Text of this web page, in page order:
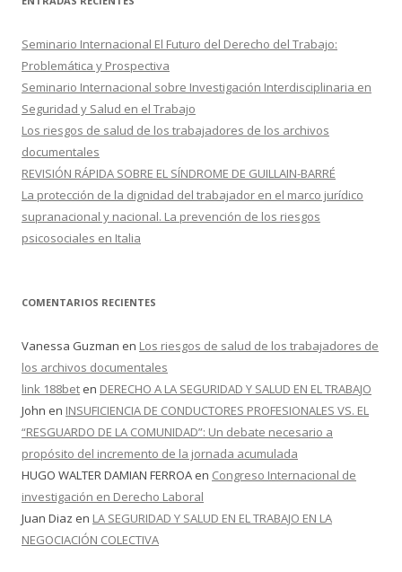
r
:
Seminario Internacional El Futuro del Derecho del Trabajo:
Problemática y Prospectiva
Seminario Internacional sobre Investigación Interdisciplinaria en
Seguridad y Salud en el Trabajo
Los riesgos de salud de los trabajadores de los archivos
documentales
REVISIÓN RÁPIDA SOBRE EL SÍNDROME DE GUILLAIN-BARRÉ
La protección de la dignidad del trabajador en el marco jurídico
supranacional y nacional. La prevención de los riesgos
psicosociales en Italia
COMENTARIOS RECIENTES
Vanessa Guzman en Los riesgos de salud de los trabajadores de
los archivos documentales
link 188bet en DERECHO A LA SEGURIDAD Y SALUD EN EL TRABAJO
John en INSUFICIENCIA DE CONDUCTORES PROFESIONALES VS. EL
“RESGUARDO DE LA COMUNIDAD”: Un debate necesario a
propósito del incremento de la jornada acumulada
HUGO WALTER DAMIAN FERROA en Congreso Internacional de
investigación en Derecho Laboral
Juan Diaz en LA SEGURIDAD Y SALUD EN EL TRABAJO EN LA
NEGOCIACIÓN COLECTIVA